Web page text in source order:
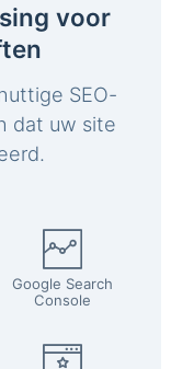
voor
SEO-
dat uw site
Google Search
Console